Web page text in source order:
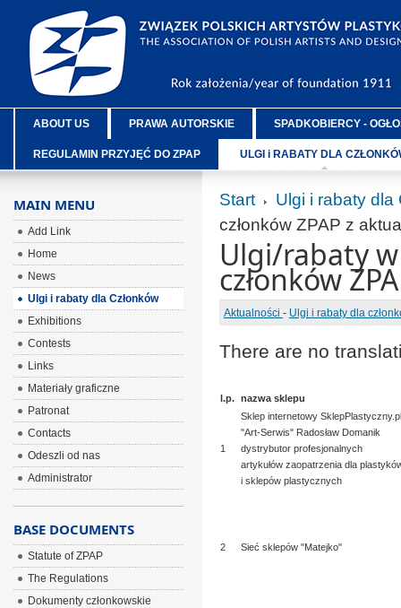
ABOUT US PRAWA AUTORSKIE SPADKOBIERCY -
REGULAMIN PRZYJĘĆ DO ZPAP ULGI i RABATY DLA
Start
Ulgi i rabaty dla
członków ZPAP z
Ulgi/rabaty
członków
Aktualności - Ulgi i rabaty dla
There are no
l.p. nazwa sklepu
1
Sklep internetowy SklepPlastyczny.pl
"Art-Serwis" Radosław Domanik
dystrybutor profesjonalnych
artykułów zaopatrzenia dla
i sklepów plastycznych
2 Sieć sklepów "Matejko"
MAIN MENU
Add Link
Home
News
Ulgi i rabaty dla Członków
Exhibitions
Contests
Links
Materiały graficzne
Patronat
Contacts
Odeszli od nas
Administrator
BASE DOCUMENTS
Statute of ZPAP
The Regulations
Dokumenty członkowskie